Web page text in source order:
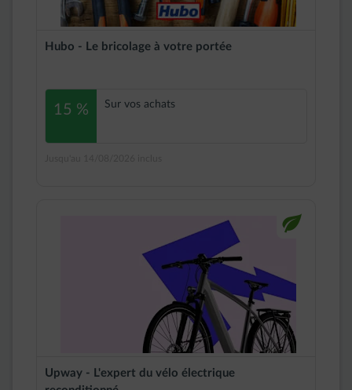
Hubo - Le bricolage à votre portée
15 % Sur vos achats
impulse-leaf
Upway - L'expert du vélo électrique